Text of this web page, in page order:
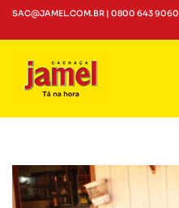
SAC@JAMEL.COM.BR | 0800 643 9060